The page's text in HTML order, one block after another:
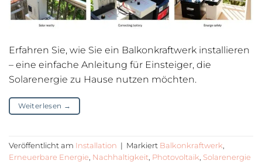
Erfahren Sie, wie Sie ein Balkonkraftwerk installieren
– eine einfache Anleitung für Einsteiger, die
Solarenergie zu Hause nutzen möchten.
Weiterlesen →
Veröffentlicht am Installation | Markiert Balkonkraftwerk
Erneuerbare Energie Nachhaltigkeit Photovoltaik Solarenergie